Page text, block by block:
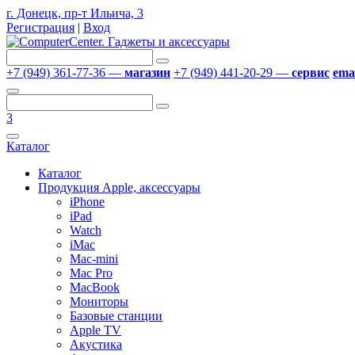
г. Донецк, пр-т Ильича, 3
Регистрация | Вход
+7 (949) 361-77-36 — магазин +7 (949) 441-20-29 — сервис
3
Каталог
Каталог
Продукция Apple, аксессуары
iPhone
iPad
Watch
iMac
Mac-mini
Mac Pro
MacBook
Мониторы
Базовые станции
Apple TV
Акустика